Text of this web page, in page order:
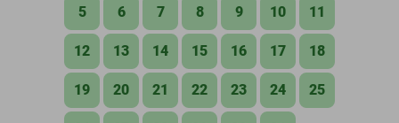
5 6 7 8 9 10 11
12 13 14 15 16 17 18
19 20 21 22 23 24 25